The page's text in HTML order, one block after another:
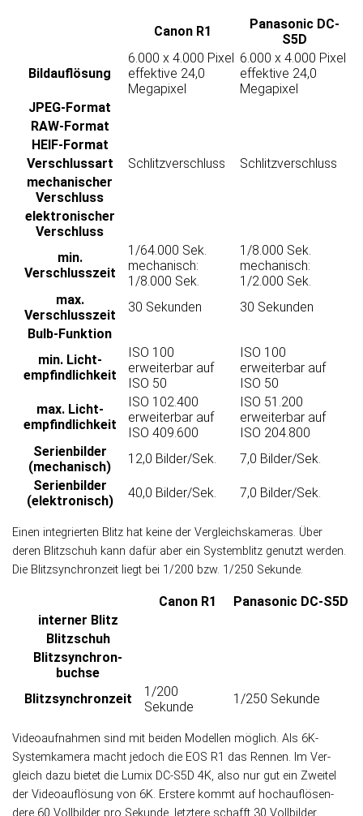
Canon R1
Panasonic DC-
S5D
Bild­auflösung
6.000 x 4.000 Pixel
effektive 24,0
Megapixel
6.000 x 4.000 Pixel
effektive 24,0
Megapixel
JPEG-Format
RAW-Format
HEIF-Format
Verschluss­art
Schlitzverschluss
Schlitzverschluss
mechanischer
Verschluss
elektronischer
Verschluss
min.
Verschlusszeit
1/64.000 Sek.
mechanisch:
1/8.000 Sek.
1/8.000 Sek.
mechanisch:
1/2.000 Sek.
max.
Verschlusszeit
30 Sekunden
30 Sekunden
Bulb-Funktion
min. Licht­
empfindlichkeit
ISO 100
erweiterbar auf
ISO 50
ISO 100
erweiterbar auf
ISO 50
max. Licht­
empfindlichkeit
ISO 102.400
erweiterbar auf
ISO 409.600
ISO 51.200
erweiterbar auf
ISO 204.800
Serienbilder
(mechanisch)
12,0 Bilder/Sek.
7,0 Bilder/Sek.
Serienbilder
(elektronisch)
40,0 Bilder/Sek. 7,0 Bilder/Sek.
Einen integrierten Blitz hat keine der Ver­gleichs­kameras. Über
deren Blitz­schuh kann da­für aber ein Sys­tem­blitz ge­nutzt werden.
Die Blitz­syn­chron­zeit liegt bei 1/200 bzw. 1/250 Sekunde.
Canon R1
Panasonic DC-S5D
interner Blitz
Blitzschuh
Blitz­synchron­
buchse
Blitz­synchronzeit
1/200
Sekunde
1/250 Sekunde
Videoaufnahmen sind mit beiden Modellen mög­lich. Als 6K-
System­kamera macht je­doch die EOS R1 das Rennen. Im Ver­
gleich da­zu bie­tet die Lumix DC-S5D 4K, also nur gut ein Zwei­tel
der Video­auf­lö­sung von 6K. Ers­tere kommt auf hoch­auf­lösen­
dere 60 Vollbilder pro Sekunde, letz­tere schafft 30 Vollbilder.